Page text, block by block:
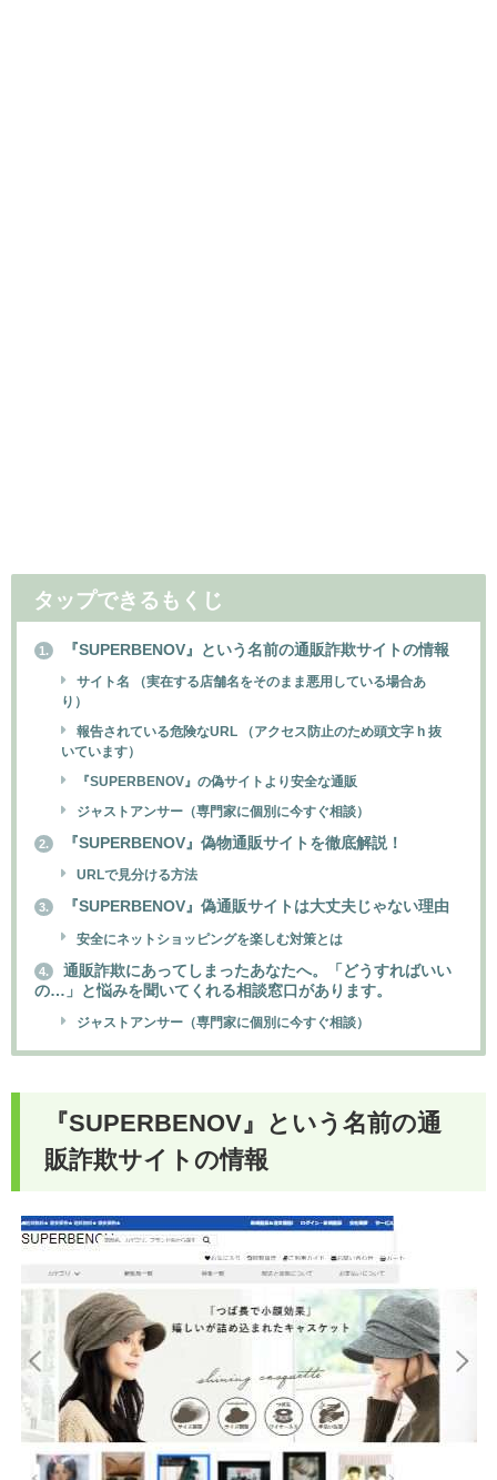
タップできるもくじ
1. 『SUPERBENOV』という名前の通販詐欺サイトの情報
サイト名 （実在する店舗名をそのまま悪用している場合あ
り）
報告されている危険なURL （アクセス防止のため頭文字 h 抜
いています）
『SUPERBENOV』の偽サイトより安全な通販
ジャストアンサー（専門家に個別に今すぐ相談）
2. 『SUPERBENOV』偽物通販サイトを徹底解説！
URLで見分ける方法
3. 『SUPERBENOV』偽通販サイトは大丈夫じゃない理由
安全にネットショッピングを楽しむ対策とは
4.
通販詐欺にあってしまったあなたへ。「どうすればいい
の…」と悩みを聞いてくれる相談窓口があります。
ジャストアンサー（専門家に個別に今すぐ相談）
『SUPERBENOV』という名前の通
販詐欺サイトの情報